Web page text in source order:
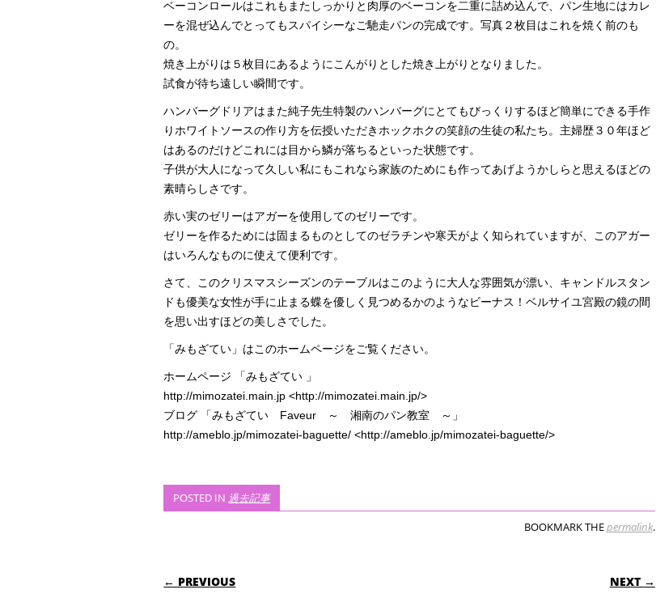
ベーコンロールはこれもまたしっかりと肉厚のベーコンを二重に詰め込んで、パン生地にはカレ
ーを混ぜ込んでとってもスパイシーなご馳走パンの完成です。写真２枚目はこれを焼く前のも
の。
焼き上がりは５枚目にあるようにこんがりとした焼き上がりとなりました。
試食が待ち遠しい瞬間です。
ハンバーグドリアはまた純子先生特製のハンバーグにとてもびっくりするほど簡単にできる手作
りホワイトソースの作り方を伝授いただきホックホクの笑顔の生徒の私たち。主婦歴３０年ほど
はあるのだけどこれには目から鱗が落ちるといった状態です。
子供が大人になって久しい私にもこれなら家族のためにも作ってあげようかしらと思えるほどの
素晴らしさです。
赤い実のゼリーはアガーを使用してのゼリーです。
ゼリーを作るためには固まるものとしてのゼラチンや寒天がよく知られていますが、このアガー
はいろんなものに使えて便利です。
さて、このクリスマスシーズンのテーブルはこのように大人な雰囲気が漂い、キャンドルスタン
ドも優美な女性が手に止まる蝶を優しく見つめるかのようなビーナス！ベルサイユ宮殿の鏡の間
を思い出すほどの美しさでした。
「みもざてい」はこのホームページをご覧ください。
ホームページ 「みもざてい 」
http://mimozatei.main.jp <http://mimozatei.main.jp/>
ブログ 「みもざてい Faveur ～ 湘南のパン教室 ～」
http://ameblo.jp/mimozatei-baguette/ <http://ameblo.jp/mimozatei-baguette/>
POSTED IN 過去記事
BOOKMARK THEpermalink.
POST NAVIGATION
← PREVIOUS NEXT →